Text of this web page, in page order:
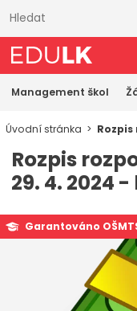
obsahu
Management škol
Úvodní stránka
Rozpis
29. 4. 2024
Garantováno